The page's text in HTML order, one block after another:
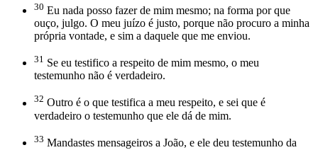
30 Eu nada posso fazer de mim mesmo; na forma por que
ouço, julgo. O meu juízo é justo, porque não procuro a minha
própria vontade, e sim a daquele que me enviou.
31 Se eu testifico a respeito de mim mesmo, o meu
testemunho não é verdadeiro.
32 Outro é o que testifica a meu respeito, e sei que é
verdadeiro o testemunho que ele dá de mim.
33 Mandastes mensageiros a João, e ele deu testemunho da